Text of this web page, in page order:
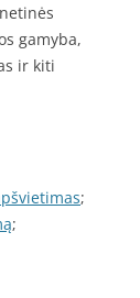
gamyba,
ir kiti
;
;